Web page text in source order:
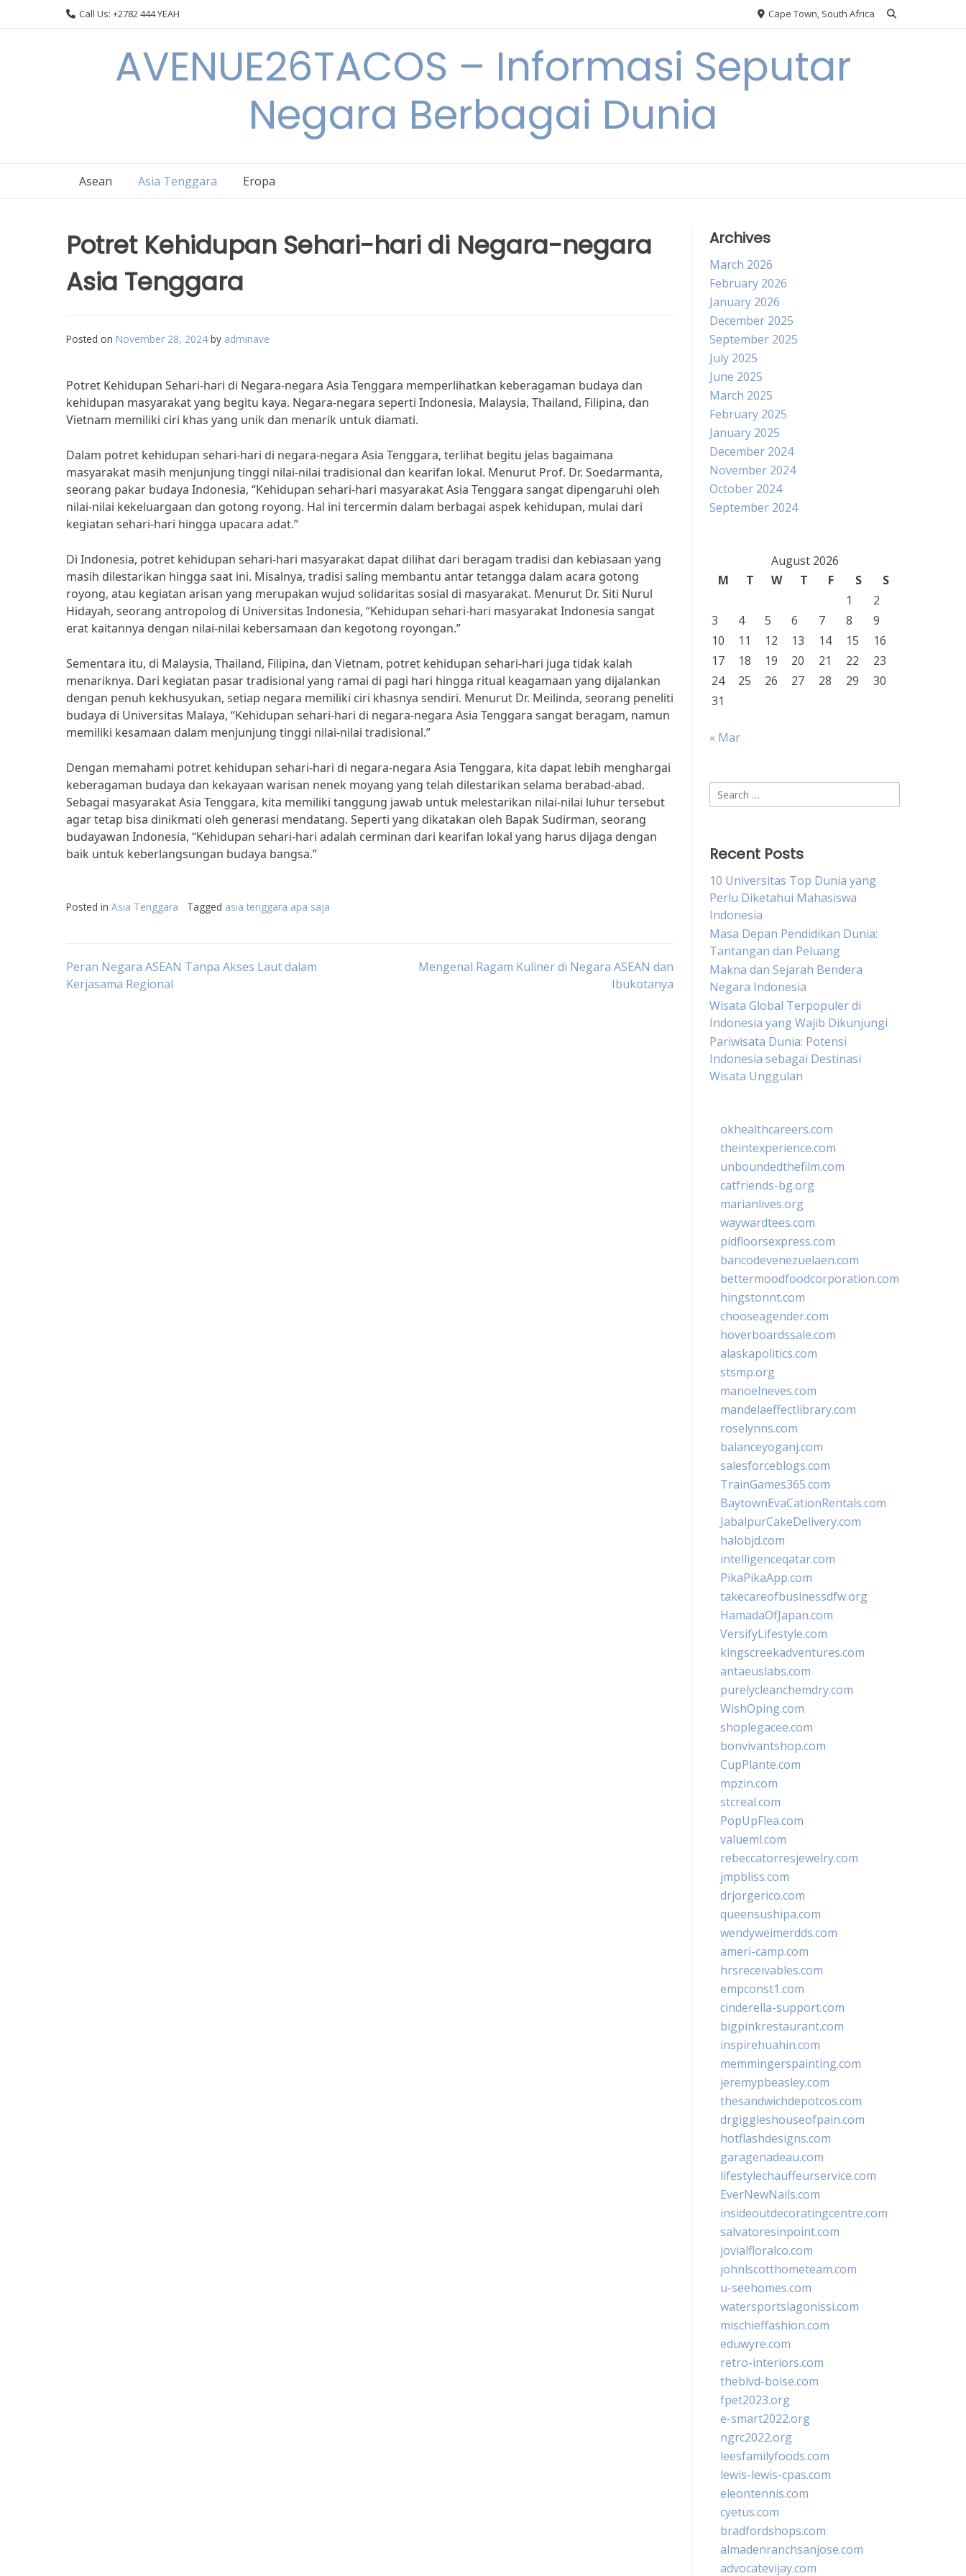
Call Us: +2782 444 YEAH Cape Town, South Africa
AVENUE26TACOS – Informasi Seputar
Negara Berbagai Dunia
Asean Asia Tenggara Eropa
Potret Kehidupan Sehari-hari di Negara-negara
Asia Tenggara
Posted on November 28, 2024 by adminave
Potret Kehidupan Sehari-hari di Negara-negara Asia Tenggara memperlihatkan keberagaman budaya dan
kehidupan masyarakat yang begitu kaya. Negara-negara seperti Indonesia, Malaysia, Thailand, Filipina, dan
Vietnam memiliki ciri khas yang unik dan menarik untuk diamati.
Dalam potret kehidupan sehari-hari di negara-negara Asia Tenggara, terlihat begitu jelas bagaimana
masyarakat masih menjunjung tinggi nilai-nilai tradisional dan kearifan lokal. Menurut Prof. Dr. Soedarmanta,
seorang pakar budaya Indonesia, “Kehidupan sehari-hari masyarakat Asia Tenggara sangat dipengaruhi oleh
nilai-nilai kekeluargaan dan gotong royong. Hal ini tercermin dalam berbagai aspek kehidupan, mulai dari
kegiatan sehari-hari hingga upacara adat.”
Di Indonesia, potret kehidupan sehari-hari masyarakat dapat dilihat dari beragam tradisi dan kebiasaan yang
masih dilestarikan hingga saat ini. Misalnya, tradisi saling membantu antar tetangga dalam acara gotong
royong, atau kegiatan arisan yang merupakan wujud solidaritas sosial di masyarakat. Menurut Dr. Siti Nurul
Hidayah, seorang antropolog di Universitas Indonesia, “Kehidupan sehari-hari masyarakat Indonesia sangat
erat kaitannya dengan nilai-nilai kebersamaan dan kegotong royongan.”
Sementara itu, di Malaysia, Thailand, Filipina, dan Vietnam, potret kehidupan sehari-hari juga tidak kalah
menariknya. Dari kegiatan pasar tradisional yang ramai di pagi hari hingga ritual keagamaan yang dijalankan
dengan penuh kekhusyukan, setiap negara memiliki ciri khasnya sendiri. Menurut Dr. Meilinda, seorang peneliti
budaya di Universitas Malaya, “Kehidupan sehari-hari di negara-negara Asia Tenggara sangat beragam, namun
memiliki kesamaan dalam menjunjung tinggi nilai-nilai tradisional.”
Dengan memahami potret kehidupan sehari-hari di negara-negara Asia Tenggara, kita dapat lebih menghargai
keberagaman budaya dan kekayaan warisan nenek moyang yang telah dilestarikan selama berabad-abad.
Sebagai masyarakat Asia Tenggara, kita memiliki tanggung jawab untuk melestarikan nilai-nilai luhur tersebut
agar tetap bisa dinikmati oleh generasi mendatang. Seperti yang dikatakan oleh Bapak Sudirman, seorang
budayawan Indonesia, “Kehidupan sehari-hari adalah cerminan dari kearifan lokal yang harus dijaga dengan
baik untuk keberlangsungan budaya bangsa.”
Posted in Asia Tenggara Tagged asia tenggara apa saja
Post
Peran Negara ASEAN Tanpa Akses Laut dalam
Kerjasama Regional
Mengenal Ragam Kuliner di Negara ASEAN dan
Ibukotanya
Archives
March 2026
February 2026
January 2026
December 2025
September 2025
July 2025
June 2025
March 2025
February 2025
January 2025
December 2024
November 2024
October 2024
September 2024
August 2026
M
T W T F S
S
1
2
3
4 5 6 7 8
9
10
11 12 13 14 15
16
17
18 19 20 21 22
23
24
25 26 27 28 29
30
31
« Mar
Search
for:
Recent Posts
10 Universitas Top Dunia yang
Perlu Diketahui Mahasiswa
Indonesia
Masa Depan Pendidikan Dunia:
Tantangan dan Peluang
Makna dan Sejarah Bendera
Negara Indonesia
Wisata Global Terpopuler di
Indonesia yang Wajib Dikunjungi
Pariwisata Dunia: Potensi
Indonesia sebagai Destinasi
Wisata Unggulan
okhealthcareers.com
theintexperience.com
unboundedthefilm.com
catfriends-bg.org
marianlives.org
waywardtees.com
pidfloorsexpress.com
bancodevenezuelaen.com
bettermoodfoodcorporation.com
hingstonnt.com
chooseagender.com
hoverboardssale.com
alaskapolitics.com
stsmp.org
manoelneves.com
mandelaeffectlibrary.com
roselynns.com
balanceyoganj.com
salesforceblogs.com
TrainGames365.com
BaytownEvaCationRentals.com
JabalpurCakeDelivery.com
halobjd.com
intelligenceqatar.com
PikaPikaApp.com
takecareofbusinessdfw.org
HamadaOfJapan.com
VersifyLifestyle.com
kingscreekadventures.com
antaeuslabs.com
purelycleanchemdry.com
WishOping.com
shoplegacee.com
bonvivantshop.com
CupPlante.com
mpzin.com
stcreal.com
PopUpFlea.com
valueml.com
rebeccatorresjewelry.com
jmpbliss.com
drjorgerico.com
queensushipa.com
wendyweimerdds.com
ameri-camp.com
hrsreceivables.com
empconst1.com
cinderella-support.com
bigpinkrestaurant.com
inspirehuahin.com
memmingerspainting.com
jeremypbeasley.com
thesandwichdepotcos.com
drgiggleshouseofpain.com
hotflashdesigns.com
garagenadeau.com
lifestylechauffeurservice.com
EverNewNails.com
insideoutdecoratingcentre.com
salvatoresinpoint.com
jovialfloralco.com
johnlscotthometeam.com
u-seehomes.com
watersportslagonissi.com
mischieffashion.com
eduwyre.com
retro-interiors.com
theblvd-boise.com
fpet2023.org
e-smart2022.org
ngrc2022.org
leesfamilyfoods.com
lewis-lewis-cpas.com
eleontennis.com
cyetus.com
bradfordshops.com
almadenranchsanjose.com
advocatevijay.com